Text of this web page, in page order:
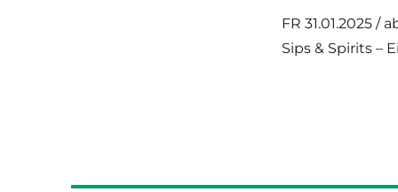
FR 31.01.2025 /
Sips & Spirits –